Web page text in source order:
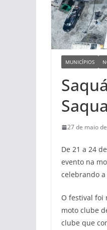
MUNICÍPIOS
27 de maio
De 21 a 24
evento na
celebrando a
O festival foi
moto clube
clube que